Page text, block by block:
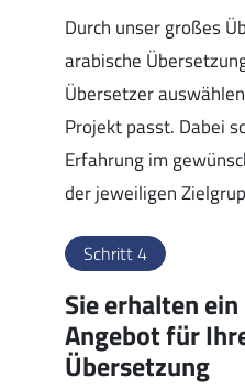
Durch unser großes
arabische
Übersetzer
Projekt passt. Dabei
Erfahrung im
der jeweiligen
Schritt 4
Sie erhalten
Angebot für
Übersetzung